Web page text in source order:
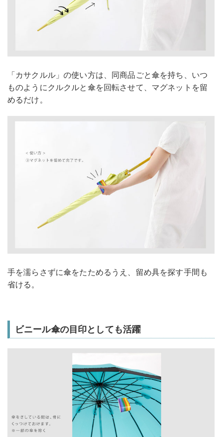
「カサクルル」の使い方は、同商品ごと傘を持ち、いつ
ものようにクルクルと傘を回転させて、マグネットを留
めるだけ。
手を濡らさずに傘をたためるうえ、留め具を探す手間も
省ける。
ビニール傘の目印としても活躍